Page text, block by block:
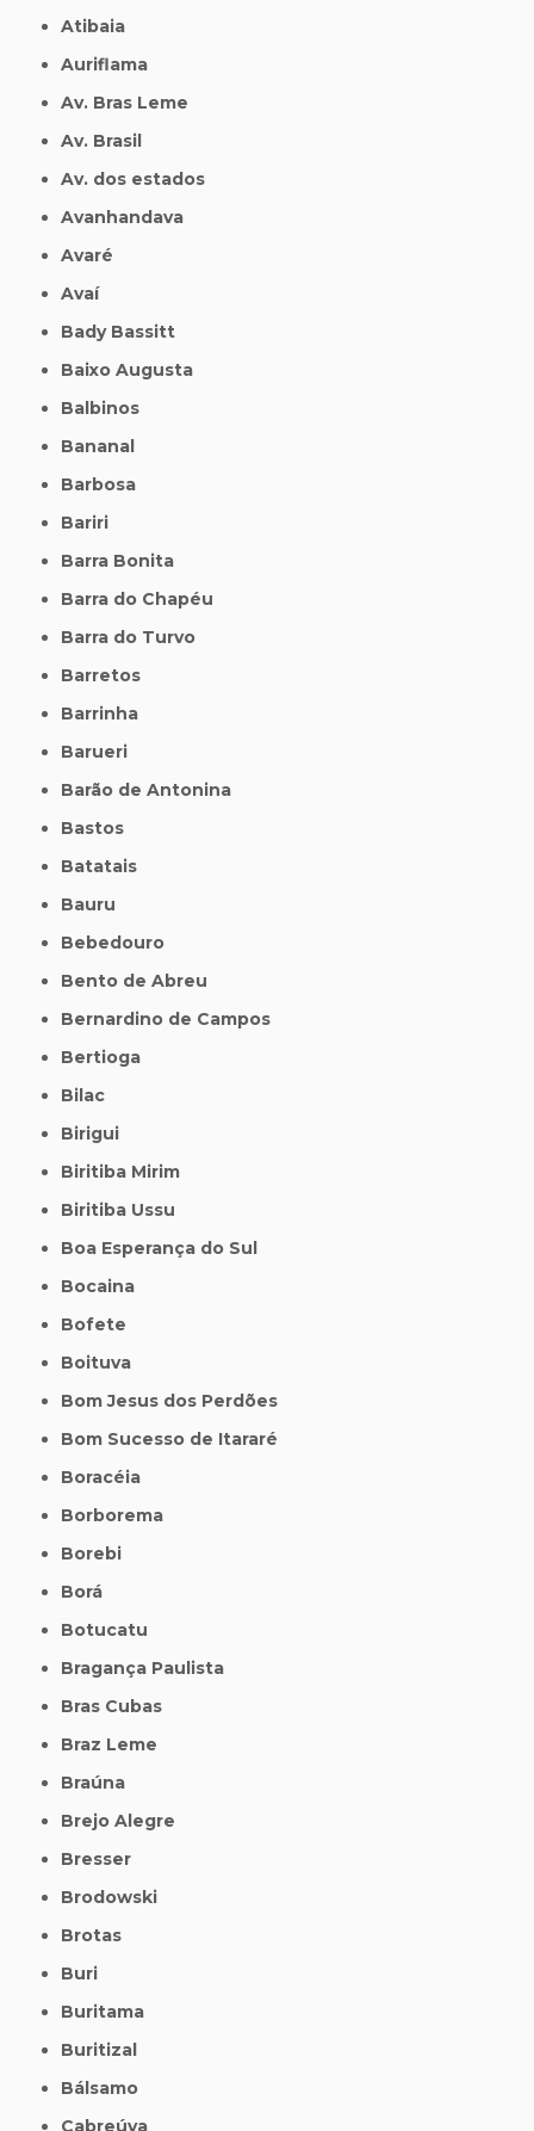
Atibaia
Auriflama
Av. Bras Leme
Av. Brasil
Av. dos estados
Avanhandava
Avaré
Avaí
Bady Bassitt
Baixo Augusta
Balbinos
Bananal
Barbosa
Bariri
Barra Bonita
Barra do Chapéu
Barra do Turvo
Barretos
Barrinha
Barueri
Barão de Antonina
Bastos
Batatais
Bauru
Bebedouro
Bento de Abreu
Bernardino de Campos
Bertioga
Bilac
Birigui
Biritiba Mirim
Biritiba Ussu
Boa Esperança do Sul
Bocaina
Bofete
Boituva
Bom Jesus dos Perdões
Bom Sucesso de Itararé
Boracéia
Borborema
Borebi
Borá
Botucatu
Bragança Paulista
Bras Cubas
Braz Leme
Braúna
Brejo Alegre
Bresser
Brodowski
Brotas
Buri
Buritama
Buritizal
Bálsamo
Cabreúva